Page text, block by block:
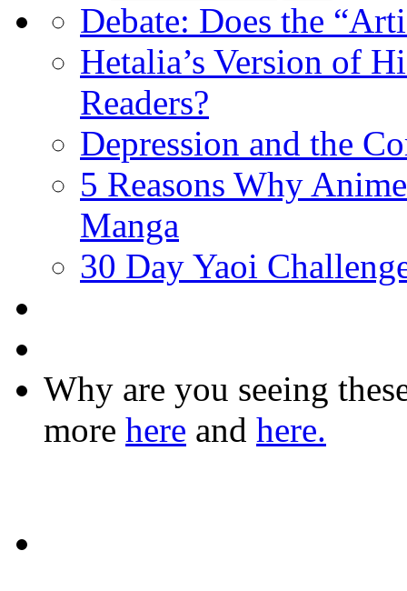
Debate: Does the
Hetalia’s Version of
Readers?
Depression and the
5 Reasons Why
Manga
30 Day Yaoi
Why are you seeing
more here and here.